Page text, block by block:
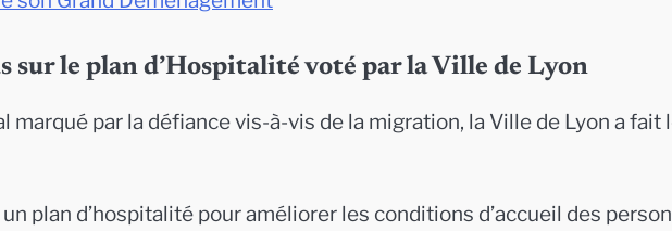
sur le plan d’Hospitalité voté par la Ville de Lyon
marqué par la défiance vis-à-vis de la migration, la Ville de Lyon a fait
plan d’hospitalité pour améliorer les conditions d’accueil des